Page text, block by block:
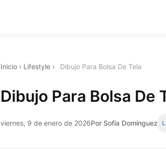
Inicio › Lifestyle › Dibujo Para Bolsa De Tela
Dibujo Para Bolsa De
viernes, 9 de enero de 2026Por Sofía Domínguez